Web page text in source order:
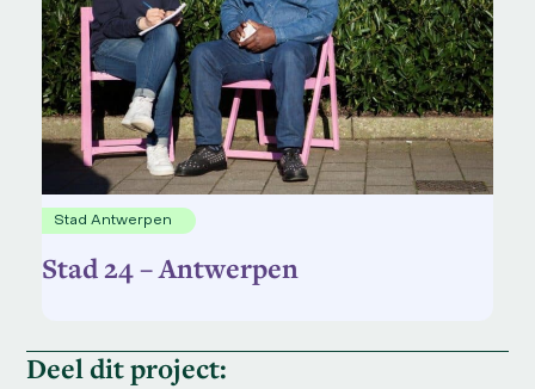
Stad Antwerpen
Stad 24 – Antwerpen
Deel dit project: